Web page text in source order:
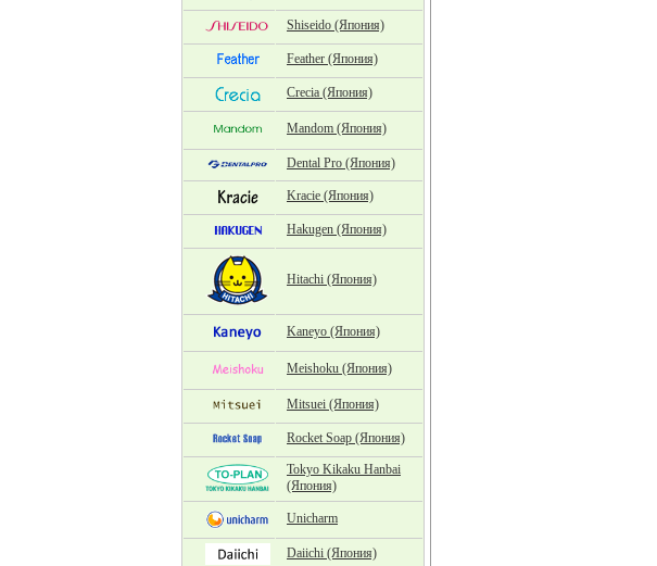
Shiseido (Япония)
Feather (Япония)
Crecia (Япония)
Mandom (Япония)
Dental Pro (Япония)
Kracie (Япония)
Hakugen (Япония)
Hitachi (Япония)
Kaneyo (Япония)
Meishoku (Япония)
Mitsuei (Япония)
Rocket Soap (Япония)
Tokyo Kikaku Hanbai
(Япония)
Unicharm
Daiichi (Япония)